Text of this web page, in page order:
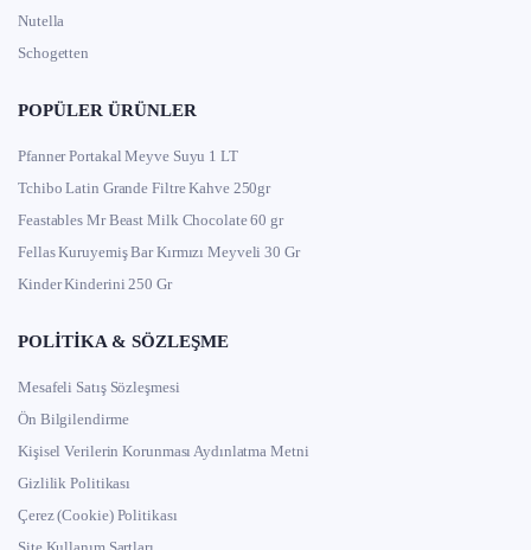
Nutella
Schogetten
POPÜLER ÜRÜNLER
Pfanner Portakal Meyve Suyu 1 LT
Tchibo Latin Grande Filtre Kahve 250gr
Feastables Mr Beast Milk Chocolate 60 gr
Fellas Kuruyemiş Bar Kırmızı Meyveli 30 Gr
Kinder Kinderini 250 Gr
POLITIKA & SÖZLEŞME
Mesafeli Satış Sözleşmesi
Ön Bilgilendirme
Kişisel Verilerin Korunması Aydınlatma Metni
Gizlilik Politikası
Çerez (Cookie) Politikası